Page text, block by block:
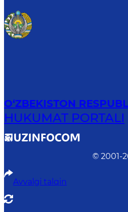
O‘ZBEKISTON
HUKUMAT PORTALI
© 2001-
Avvalgi talqin